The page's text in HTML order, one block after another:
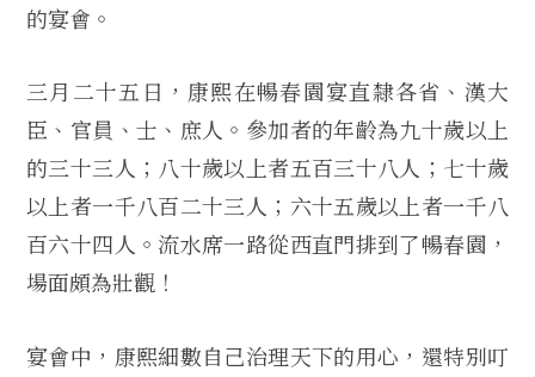
的宴會。
三月二十五日，康熙在暢春園宴直隸各省、漢大
臣、官員、士、庶人。參加者的年齡為九十歲以上
的三十三人；八十歲以上者五百三十八人；七十歲
以上者一千八百二十三人；六十五歲以上者一千八
百六十四人。流水席一路從西直門排到了暢春園，
場面頗為壯觀！
宴會中，康熙細數自己治理天下的用心，還特別叮